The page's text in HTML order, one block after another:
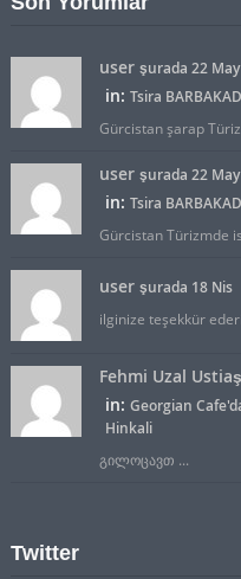
user şurada 22 May
in: Tsira
Gürcistan şarap
user şurada 22 May
in: Tsira
Gürcistan Türizmde
user şurada 18 Nis
ilginize teşekkür
Fehmi Uzal
in: Georgian
Hinkali
გილოცავთ ...
Twitter